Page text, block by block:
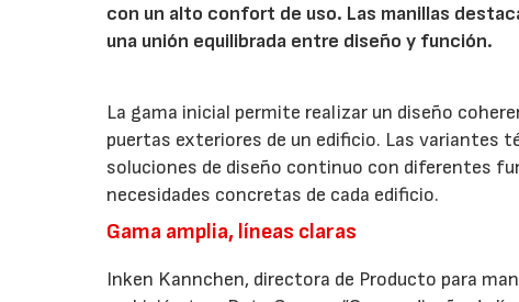
con un alto confort de uso. Las manillas
una unión equilibrada entre diseño y función.
La gama inicial permite realizar un diseño
puertas exteriores de un edificio. Las variantes
soluciones de diseño continuo con diferentes
necesidades concretas de cada edificio.
Gama amplia, líneas claras
Inken Kannchen, directora de Producto para